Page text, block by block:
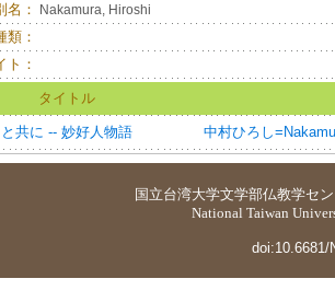
名： Nakamura, Hiroshi
類：
ト：
タイトル
共に -- 妙好人物語 中村ひろし
国立台湾大学文学部仏教学セ
National Taiwan
doi:10.6681/